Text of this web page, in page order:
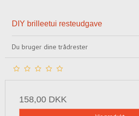
DIY brilleetui resteudgave
Du bruger dine trådrester
158,00 DKK